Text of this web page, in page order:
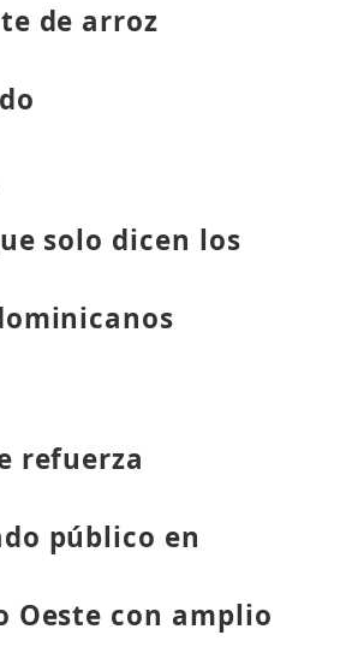
de arroz
solo dicen los
refuerza
público en
Oeste con amplio